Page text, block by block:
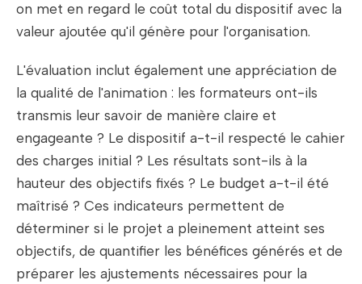
on met en regard le coût total du dispositif avec la
valeur ajoutée qu'il génère pour l'organisation.
L'évaluation inclut également une appréciation de
la qualité de l'animation : les formateurs ont-ils
transmis leur savoir de manière claire et
engageante ? Le dispositif a-t-il respecté le cahier
des charges initial ? Les résultats sont-ils à la
hauteur des objectifs fixés ? Le budget a-t-il été
maîtrisé ? Ces indicateurs permettent de
déterminer si le projet a pleinement atteint ses
objectifs, de quantifier les bénéfices générés et de
préparer les ajustements nécessaires pour la